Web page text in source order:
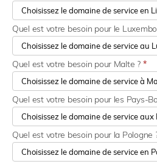
Quel est votre besoin pour le
Quel est votre besoin pour Malte ? *
Quel est votre besoin pour les Pays-
Quel est votre besoin pour la Pologne